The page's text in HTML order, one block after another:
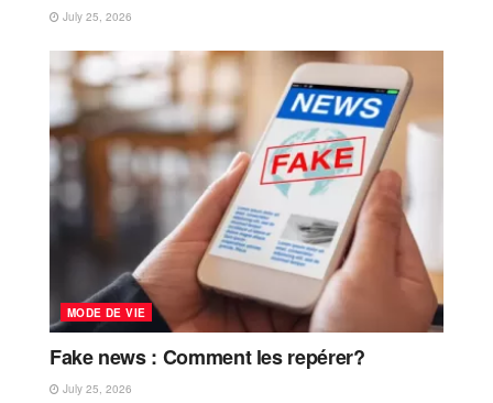
July 25, 2026
MODE DE VIE
Fake news : Comment les repérer?
July 25, 2026